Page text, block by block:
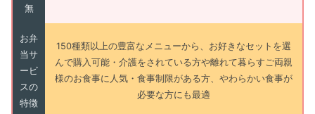
無
お弁
当サ
ービ
スの
特徴
150種類以上の豊富なメニューから、お好きなセットを選
んで購入可能・介護をされている方や離れて暮らすご両親
様のお食事に人気・食事制限がある方、やわらかい食事が
必要な方にも最適